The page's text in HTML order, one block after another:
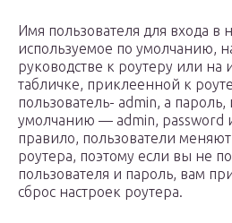
Имя пользователя для входа в
используемое по умолчанию,
руководстве к роутеру или
табличке, приклеенной к
пользователь- admin, а
умолчанию — admin, password
правило, пользователи
роутера, поэтому если вы не
пользователя и пароль, вам
сброс настроек роутера.